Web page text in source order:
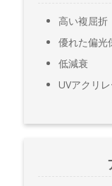
高い複屈折
優れた偏光
低減衰
UVアクリ